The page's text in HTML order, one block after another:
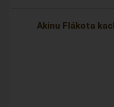
Akinu Flákota